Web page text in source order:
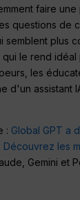
faire une
questions de
semblent plus
qui le rend idéal
les
d'un assistant
: Global GPT a
Découvrez les
Gemini et